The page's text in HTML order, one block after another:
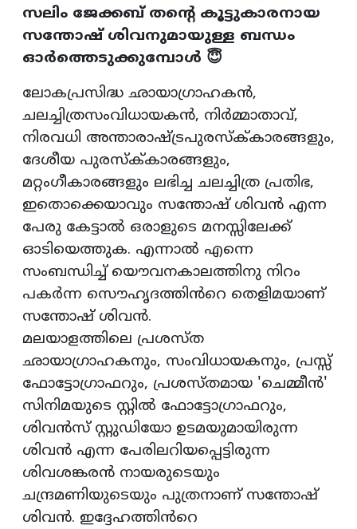
സലിം ജേക്കബ് തന്റെ കൂട്ടുകാരനായ
സന്തോഷ് ശിവനുമായുള്ള ബന്ധം
ഓർത്തെടുക്കുമ്പോൾ 😇
ലോകപ്രസിദ്ധ ഛായാഗ്രാഹകൻ,
ചലച്ചിത്രസംവിധായകൻ, നിർമ്മാതാവ്,
നിരവധി അന്താരാഷ്ട്രപുരസ്ക്‌കാരങ്ങളും,
ദേശീയ പുരസ്ക്‌കാരങ്ങളും,
മറ്റംഗീകാരങ്ങളും ലഭിച്ച ചലച്ചിത്ര പ്രതിഭ,
ഇതൊക്കെയാവും സന്തോഷ് ശിവൻ എന്ന
പേരു കേട്ടാൽ ഒരാളുടെ മനസ്സിലേക്ക്
ഓടിയെത്തുക. എന്നാൽ എന്നെ
സംബന്ധിച്ച് യൌവനകാലത്തിനു നിറം
പകർന്ന സൌഹൃദത്തിൻറെ തെളിമയാണ്
സന്തോഷ് ശിവൻ.
മലയാളത്തിലെ പ്രശസ്‌ത
ഛായാഗ്രാഹകനും, സംവിധായകനും, പ്രസ്സ്
ഫോട്ടോഗ്രാഫറും, പ്രശസ്‌തമായ 'ചെമ്മീൻ'
സിനിമയുടെ സ്റ്റിൽ ഫോട്ടോഗ്രാഫറും,
ശിവൻസ് സ്റ്റുഡിയോ ഉടമയുമായിരുന്ന
ശിവൻ എന്ന പേരിലറിയപ്പെട്ടിരുന്ന
ശിവശങ്കരൻ നായരുടെയും
ചന്ദ്രമണിയുടെയും പുത്രനാണ് സന്തോഷ്
ശിവൻ. ഇദ്ദേഹത്തിൻറെ